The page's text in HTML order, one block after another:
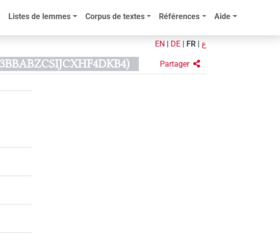
Listes de lemmes Corpus de textes Références Aide
EN DE FR ع
Partager